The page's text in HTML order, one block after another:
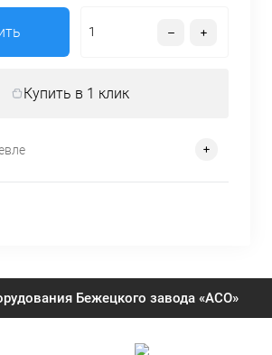
Купить в 1 клик
Бежецкого завода «АСО»